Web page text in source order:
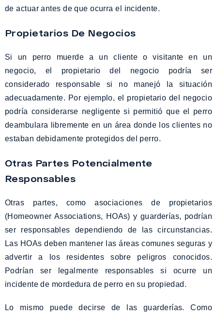
de actuar antes de que ocurra el incidente.
Propietarios De Negocios
Si un perro muerde a un cliente o visitante en un
negocio, el propietario del negocio podría ser
considerado responsable si no manejó la situación
adecuadamente. Por ejemplo, el propietario del negocio
podría considerarse negligente si permitió que el perro
deambulara libremente en un área donde los clientes no
estaban debidamente protegidos del perro.
Otras Partes Potencialmente
Responsables
Otras partes, como asociaciones de propietarios
(Homeowner Associations, HOAs) y guarderías, podrían
ser responsables dependiendo de las circunstancias.
Las HOAs deben mantener las áreas comunes seguras y
advertir a los residentes sobre peligros conocidos.
Podrían ser legalmente responsables si ocurre un
incidente de mordedura de perro en su propiedad.
Lo mismo puede decirse de las guarderías. Como